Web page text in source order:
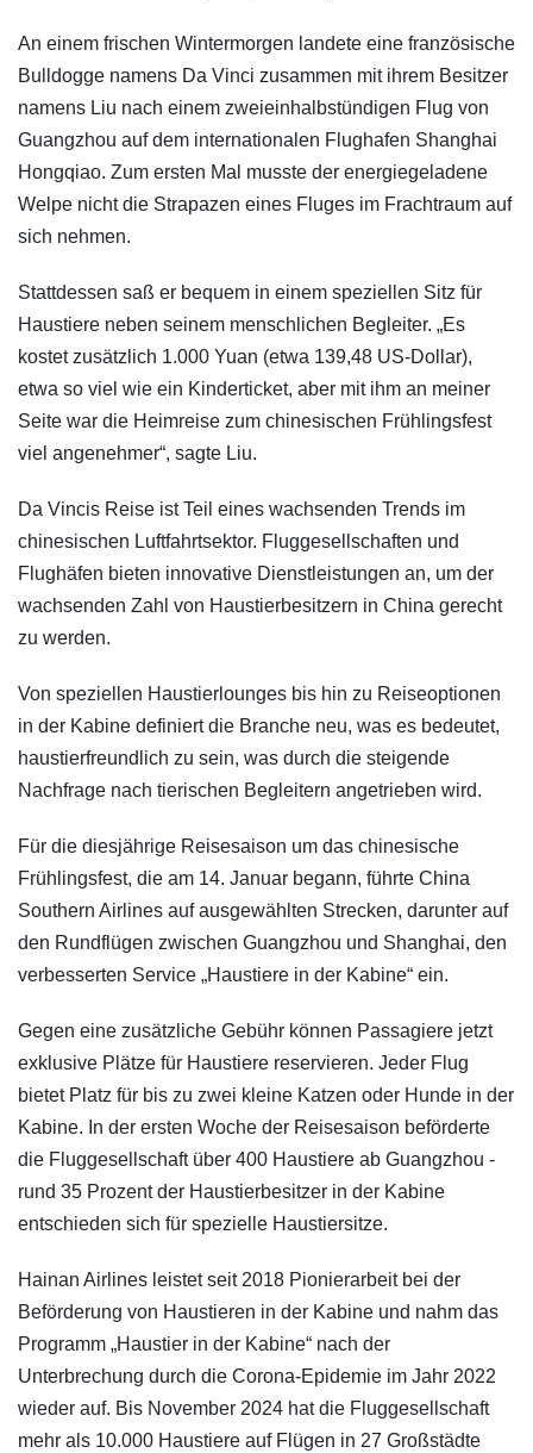
An einem frischen Wintermorgen landete eine französische
Bulldogge namens Da Vinci zusammen mit ihrem Besitzer
namens Liu nach einem zweieinhalbstündigen Flug von
Guangzhou auf dem internationalen Flughafen Shanghai
Hongqiao. Zum ersten Mal musste der energiegeladene
Welpe nicht die Strapazen eines Fluges im Frachtraum auf
sich nehmen.
Stattdessen saß er bequem in einem speziellen Sitz für
Haustiere neben seinem menschlichen Begleiter. „Es
kostet zusätzlich 1.000 Yuan (etwa 139,48 US-Dollar),
etwa so viel wie ein Kinderticket, aber mit ihm an meiner
Seite war die Heimreise zum chinesischen Frühlingsfest
viel angenehmer“, sagte Liu.
Da Vincis Reise ist Teil eines wachsenden Trends im
chinesischen Luftfahrtsektor. Fluggesellschaften und
Flughäfen bieten innovative Dienstleistungen an, um der
wachsenden Zahl von Haustierbesitzern in China gerecht
zu werden.
Von speziellen Haustierlounges bis hin zu Reiseoptionen
in der Kabine definiert die Branche neu, was es bedeutet,
haustierfreundlich zu sein, was durch die steigende
Nachfrage nach tierischen Begleitern angetrieben wird.
Für die diesjährige Reisesaison um das chinesische
Frühlingsfest, die am 14. Januar begann, führte China
Southern Airlines auf ausgewählten Strecken, darunter auf
den Rundflügen zwischen Guangzhou und Shanghai, den
verbesserten Service „Haustiere in der Kabine“ ein.
Gegen eine zusätzliche Gebühr können Passagiere jetzt
exklusive Plätze für Haustiere reservieren. Jeder Flug
bietet Platz für bis zu zwei kleine Katzen oder Hunde in der
Kabine. In der ersten Woche der Reisesaison beförderte
die Fluggesellschaft über 400 Haustiere ab Guangzhou -
rund 35 Prozent der Haustierbesitzer in der Kabine
entschieden sich für spezielle Haustiersitze.
Hainan Airlines leistet seit 2018 Pionierarbeit bei der
Beförderung von Haustieren in der Kabine und nahm das
Programm „Haustier in der Kabine“ nach der
Unterbrechung durch die Corona-Epidemie im Jahr 2022
wieder auf. Bis November 2024 hat die Fluggesellschaft
mehr als 10.000 Haustiere auf Flügen in 27 Großstädte